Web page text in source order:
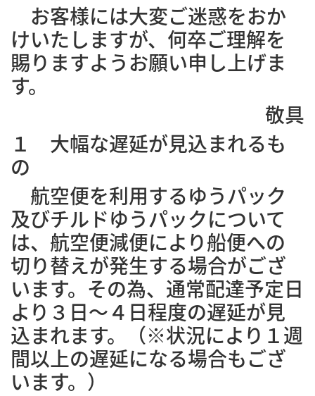
お客様には大変ご迷惑をおか
けいたしますが、何卒ご理解を
賜りますようお願い申し上げま
す。
敬具
１ 大幅な遅延が見込まれるも
の
航空便を利用するゆうパック
及びチルドゆうパックについて
は、航空便減便により船便への
切り替えが発生する場合がござ
います。その為、通常配達予定日
より３日～４日程度の遅延が見
込まれます。（※状況により１週
間以上の遅延になる場合もござ
います。）